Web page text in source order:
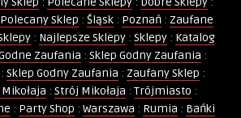
Polecany Sklep : Śląsk : Poznań : Zaufane
: Najlepsze Sklepy: Sklepy: Katalog
Zaufania : Sklep Godny Zaufania :
: Sklep Godny Zaufania : Zaufany Sklep :
: Strój Mikołaja : Trójmiasto :
: Party Shop : Warszawa : Rumia : Bańki